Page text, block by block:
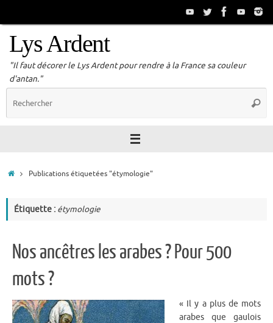
Lys Ardent
"Il faut décorer le Lys Ardent pour rendre à la France sa couleur
d'antan."
AccueilPublications étiquetées "étymologie"
Étiquette : étymologie
Nos ancêtres les arabes ? Pour 500
mots ?
« Il y a plus de mots
arabes que gaulois